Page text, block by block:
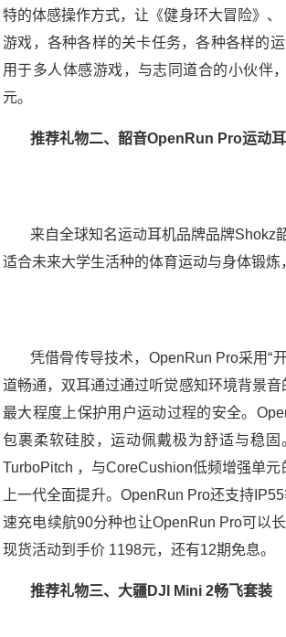
特的体感操作方式，让《健身环大冒险》
游戏，各种各样的关卡任务，各种各样的
用于多人体感游戏，与志同道合的小伙伴
元。
推荐礼物二、韶音OpenRun Pro运动
来自全球知名运动耳机品牌品牌Shokz
适合未来大学生活种的体育运动与身体锻
凭借骨传导技术，OpenRun Pro采用“
道畅通，双耳通过通过听觉感知环境背景
最大程度上保护用户运动过程的安全。
包裹柔软硅胶，运动佩戴极为舒适与稳
TurboPitch ，与CoreCushion低频增强单
上一代全面提升。OpenRun Pro还支持
速充电续航90分种也让OpenRun Pro可以
现货活动到手价 1198元，还有12期免息。
推荐礼物三、大疆DJI Mini 2畅飞套装